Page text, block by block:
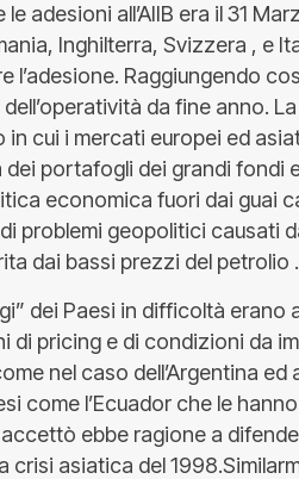
adesioni all’AIIB era il 31
Inghilterra, Svizzera , e
l’adesione. Raggiungendo
da fine anno.
cui i mercati europei ed
portafogli dei grandi fondi e
economica fuori dai guai
problemi geopolitici causati
dai bassi prezzi del petrolio .
dei Paesi in difficoltà erano
di pricing e di condizioni da
nel caso dell’Argentina ed
come l’Ecuador che le
ebbe ragione a
crisi asiatica del